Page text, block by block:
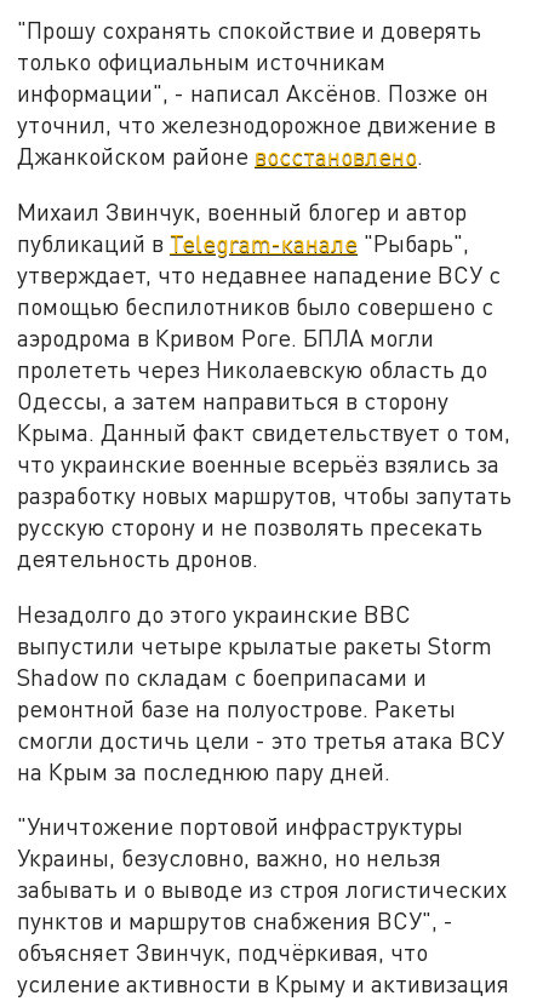
"Прошу сохранять спокойствие и доверять
только официальным источникам
информации", - написал Аксёнов. Позже он
уточнил, что железнодорожное движение в
Джанкойском районе восстановлено.
Михаил Звинчук, военный блогер и автор
публикаций в Telegram-канале "Рыбарь",
утверждает, что недавнее нападение ВСУ с
помощью беспилотников было совершено с
аэродрома в Кривом Роге. БПЛА могли
пролететь через Николаевскую область до
Одессы, а затем направиться в сторону
Крыма. Данный факт свидетельствует о том,
что украинские военные всерьёз взялись за
разработку новых маршрутов, чтобы запутать
русскую сторону и не позволять пресекать
деятельность дронов.
Незадолго до этого украинские ВВС
выпустили четыре крылатые ракеты Storm
Shadow по складам с боеприпасами и
ремонтной базе на полуострове. Ракеты
смогли достичь цели - это третья атака ВСУ
на Крым за последнюю пару дней.
"Уничтожение портовой инфраструктуры
Украины, безусловно, важно, но нельзя
забывать и о выводе из строя логистических
пунктов и маршрутов снабжения ВСУ", -
объясняет Звинчук, подчёркивая, что
усиление активности в Крыму и активизация